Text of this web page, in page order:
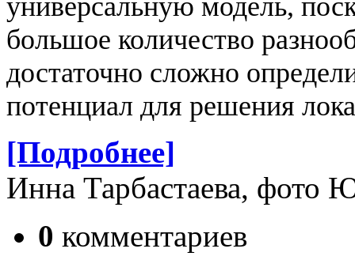
универсальную модель,
большое количество
достаточно сложно
потенциал для решения
[Подробнее]
Инна Тарбастаева, фото
0 комментариев